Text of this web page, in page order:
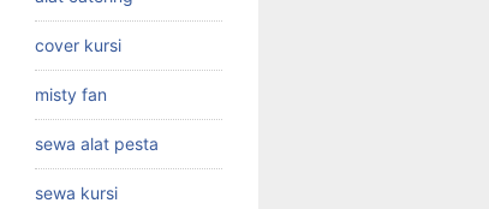
cover kursi
misty fan
sewa alat pesta
sewa kursi